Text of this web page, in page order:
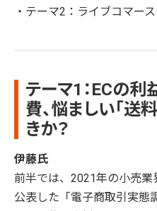
・テーマ2：ライブコマース
テーマ1：ECの
費、悩ましい「送
きか？
伊藤氏
前半では、2021年の小売
公表した「電子商取引実態